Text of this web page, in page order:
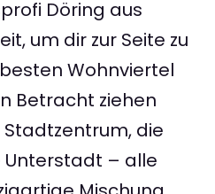
Döring aus
um dir zur Seite zu
Wohnviertel
Betracht ziehen
die
– alle